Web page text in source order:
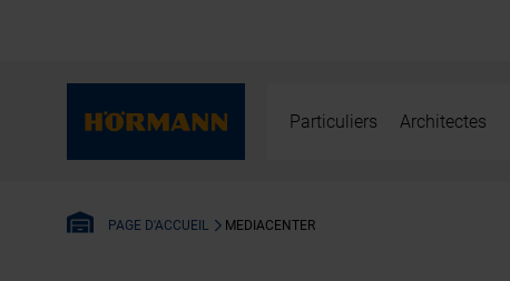
Particuliers Architectes
PAGE D'ACCUEIL MEDIACENTER